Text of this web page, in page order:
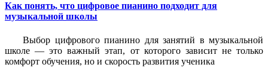
Как понять, что цифровое пианино подходит для
музыкальной школы
Выбор цифрового пианино для занятий в музыкальной
школе — это важный этап, от которого зависит не только
комфорт обучения, но и скорость развития ученика